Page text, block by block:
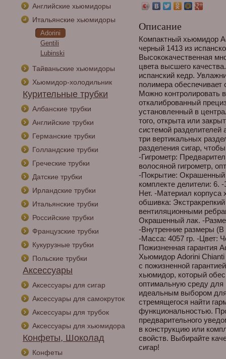
Английские хьюмидоры
Итальянские хьюмидоры
Adorini
Gentili
Lubinski
Тайваньские хьюмидоры
Хьюмидор-холодильник
Курительные трубки
Албанские трубки
Английские трубки
Германские трубки
Голландские трубки
Греческие трубки
Датские трубки
Ирландские трубки
Итальянские трубки
Российские трубки
Французские трубки
Кукурузные трубки
Польские трубки
Аксессуары
Аксессуары для сигар
Аксессуары для самокруток
Аксессуары для трубок
Аксессуары для хьюмидора
Конфеты, Шоколад
Конфеты
Описание
Компактный хьюмидор
черный 1413 из
Высококачественная
цвета высшего
испанский кедр.
полимера
Можно контролировать
откалиброванный
установленный в
того, открыта или
системой
три вертикальных
разделения сигар,
-Гигрометр:
волосяной гигрометр,
-Покрытие:
комплекте делители: 6.
Нет. -Материал корпуса
обшивка:
вентиляционными
Окрашенный лак. -
-Внутренние размеры
-Масса: 4057 гр. -Цвет:
Пожизненная гарантия
Хьюмидор Аdorini Chianti
с пожизненной
хьюмидор, который
оптимальную среду для
идеальным выбором для
стремящегося найти
функциональностью.
предварительного
в конструкцию или
свойств. Выбирайте
сигар!